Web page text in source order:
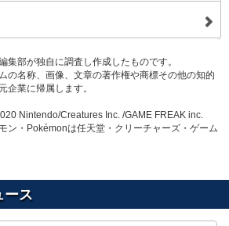
集部が独自に調査し作成したものです。
の名称、画像、文章の著作権や商標その他の知的
企業に帰属します。
Nintendo/Creatures Inc. /GAME FREAK inc.
ン・Pokémonは任天堂・クリーチャーズ・ゲーム
ース